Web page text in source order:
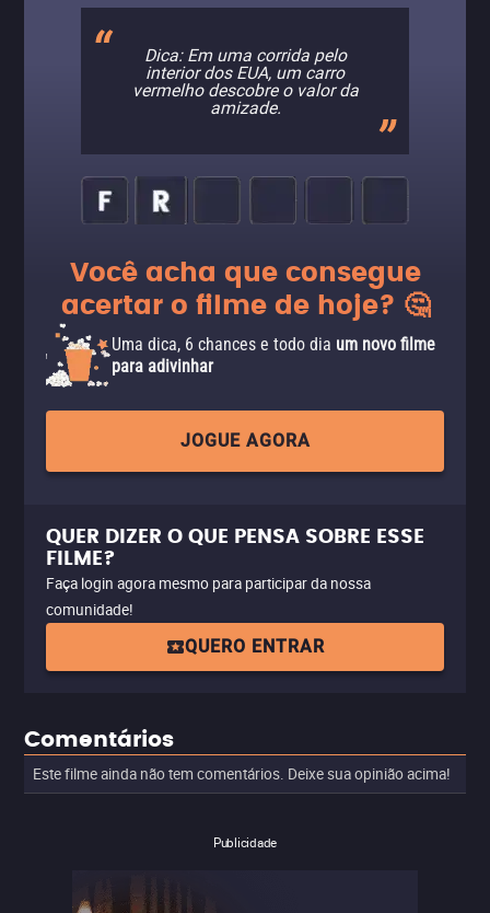
Dica: Em uma corrida pelo
interior dos EUA, um carro
vermelho descobre o valor da
amizade.
Você acha que consegue
acertar o filme de hoje? 🤔
Uma dica, 6 chances e todo dia um novo filme
para adivinhar
JOGUE AGORA
QUER DIZER O QUE PENSA SOBRE ESSE
FILME?
Faça login agora mesmo para participar da nossa
comunidade!
QUERO ENTRAR
Comentários
Este filme ainda não tem comentários. Deixe sua opinião acima!
Publicidade